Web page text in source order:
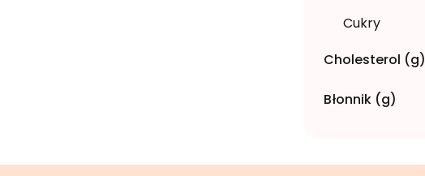
Cukry
Cholesterol (g)
Błonnik (g)